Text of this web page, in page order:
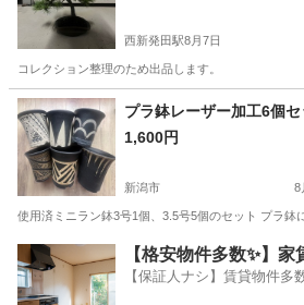
西新発田駅8月7日
コレクション整理のため出品します。
新潟 新発田市 西新発田駅 その他
プラ鉢レーザー加工6個セ
1,600円
新潟市 8
使用済ミニラン鉢3号1個、3.5号5個のセット プラ
新潟 新潟市 その他 塊根植物
【格安物件多数✨】
【保証人ナシ】賃貸物件多